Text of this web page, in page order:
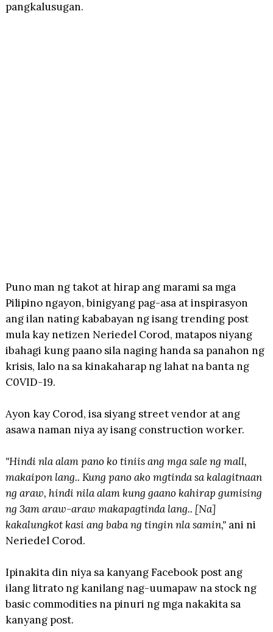
pangkalusugan.
Puno man ng takot at hirap ang marami sa mga
Pilipino ngayon, binigyang pag-asa at inspirasyon
ang ilan nating kababayan ng isang trending post
mula kay netizen Neriedel Corod, matapos niyang
ibahagi kung paano sila naging handa sa panahon ng
krisis, lalo na sa kinakaharap ng lahat na banta ng
C0VID-19.
Ayon kay Corod, isa siyang street vendor at ang
asawa naman niya ay isang construction worker.
"Hindi nla alam pano ko tiniis ang mga sale ng mall,
makaipon lang.. Kung pano ako mgtinda sa kalagitnaan
ng araw, hindi nila alam kung gaano kahirap gumising
ng 3am araw-araw makapagtinda lang.. [Na]
kakalungkot kasi ang baba ng tingin nla samin,"ani ni
Neriedel Corod.
Ipinakita din niya sa kanyang Facebook post ang
ilang litrato ng kanilang nag-uumapaw na stock ng
basic commodities na pinuri ng mga nakakita sa
kanyang post.